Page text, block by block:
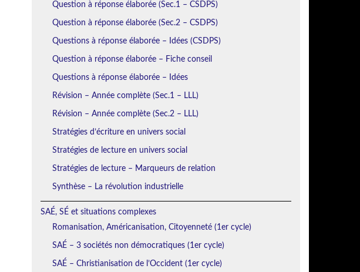
Question à réponse élaborée (Sec.1 – CSDPS)
Question à réponse élaborée (Sec.2 – CSDPS)
Questions à réponse élaborée – Idées (CSDPS)
Question à réponse élaborée – Fiche conseil
Questions à réponse élaborée – Idées
Révision – Année complète (Sec.1 – LLL)
Révision – Année complète (Sec.2 – LLL)
Stratégies d’écriture en univers social
Stratégies de lecture en univers social
Stratégies de lecture – Marqueurs de relation
Synthèse – La révolution industrielle
SAÉ, SÉ et situations complexes
Romanisation, Américanisation, Citoyenneté (1er cycle)
SAÉ – 3 sociétés non démocratiques (1er cycle)
SAÉ – Christianisation de l’Occident (1er cycle)